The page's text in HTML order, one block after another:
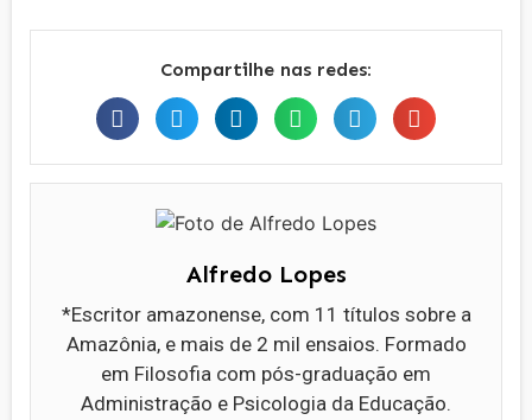
Compartilhe nas redes:
Alfredo Lopes
*Escritor amazonense, com 11 títulos sobre a
Amazônia, e mais de 2 mil ensaios. Formado
em Filosofia com pós-graduação em
Administração e Psicologia da Educação.